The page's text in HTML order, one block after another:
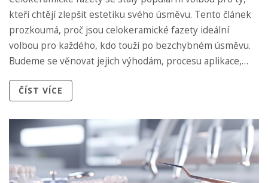
kteří chtějí zlepšit estetiku svého úsměvu. Tento článek
prozkoumá, proč jsou celokeramické fazety ideální
volbou pro každého, kdo touží po bezchybném úsměvu.
Budeme se věnovat jejich výhodám, procesu aplikace,
informované rozhodnutí.
ČÍST VÍCE